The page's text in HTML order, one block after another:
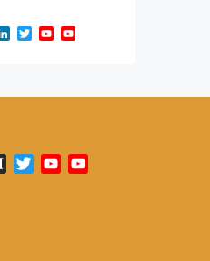
LinkedIn
TwitterYouTube
MediumTwitterYouTube